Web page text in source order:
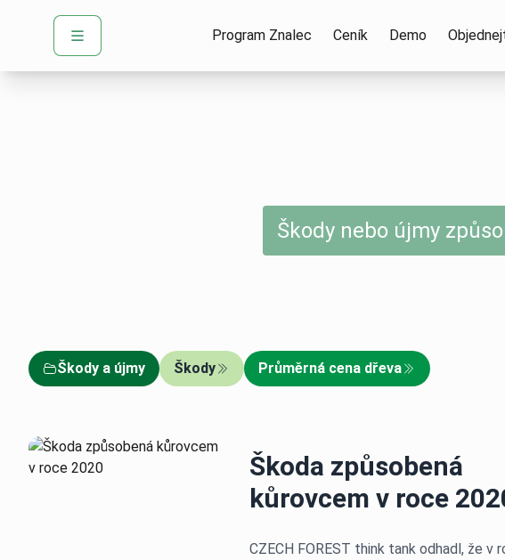
Program Znalec Ceník Demo
Škody nebo újmy
Škody a újmy Škody Průměrná cena dřeva
Škoda způsobená
kůrovcem v roce
CZECH FOREST think tank odhadl, že v